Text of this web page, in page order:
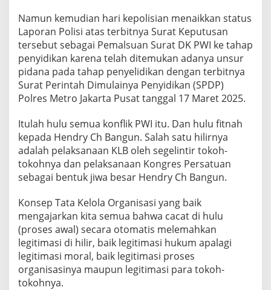
Namun kemudian hari kepolisian menaikkan status
Laporan Polisi atas terbitnya Surat Keputusan
tersebut sebagai Pemalsuan Surat DK PWI ke tahap
penyidikan karena telah ditemukan adanya unsur
pidana pada tahap penyelidikan dengan terbitnya
Surat Perintah Dimulainya Penyidikan (SPDP)
Polres Metro Jakarta Pusat tanggal 17 Maret 2025.
Itulah hulu semua konflik PWI itu. Dan hulu fitnah
kepada Hendry Ch Bangun. Salah satu hilirnya
adalah pelaksanaan KLB oleh segelintir tokoh-
tokohnya dan pelaksanaan Kongres Persatuan
sebagai bentuk jiwa besar Hendry Ch Bangun.
Konsep Tata Kelola Organisasi yang baik
mengajarkan kita semua bahwa cacat di hulu
(proses awal) secara otomatis melemahkan
legitimasi di hilir, baik legitimasi hukum apalagi
legitimasi moral, baik legitimasi proses
organisasinya maupun legitimasi para tokoh-
tokohnya.